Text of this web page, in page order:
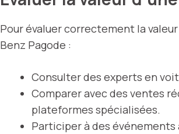
Pour évaluer correctement la valeur
Benz Pagode :
Consulter des experts en
Comparer avec des ventes
plateformes spécialisées.
Participer à des